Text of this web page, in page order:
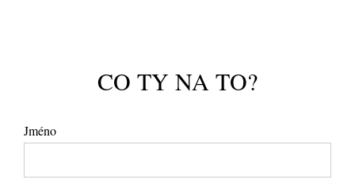
CO TY NA TO?
Jméno